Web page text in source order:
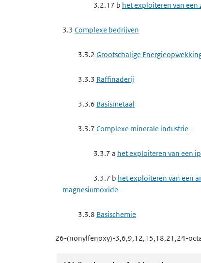
3.2.17 b het exploiteren van een
3.3 Complexe bedrijven
3.3.2 Grootschalige
3.3.3 Raffinaderij
3.3.6 Basismetaal
3.3.7 Complexe minerale industrie
3.3.7 a het exploiteren van een
3.3.7 b het exploiteren van een
magnesiumoxide
3.3.8 Basischemie
3.3.8 a het exploiteren van een
26-(nonylfenoxy)-3,6,9,12,15,18,21,24-